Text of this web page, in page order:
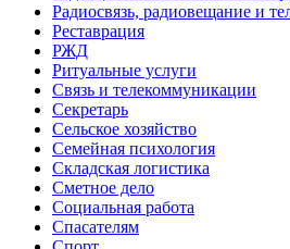
Радиосвязь, радиовещание и
Реставрация
РЖД
Ритуальные услуги
Связь и телекоммуникации
Секретарь
Сельское хозяйство
Семейная психология
Складская логистика
Сметное дело
Социальная работа
Спасателям